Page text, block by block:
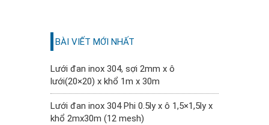
BÀI VIẾT MỚI NHẤT
Lưới đan inox 304, sợi 2mm x ô
lưới(20×20) x khổ 1m x 30m
Lưới đan inox 304 Phi 0.5ly x ô 1,5×1,5ly x
khổ 2mx30m (12 mesh)